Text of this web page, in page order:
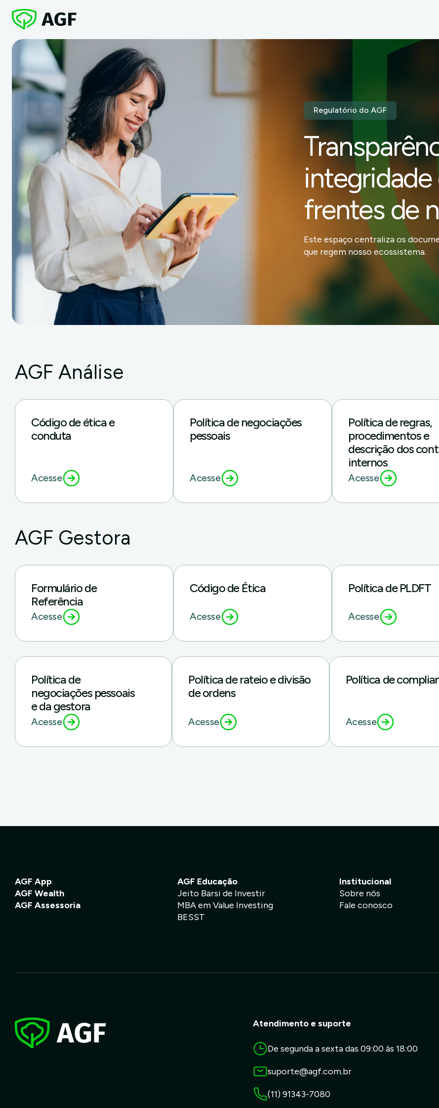
Regulatório do AGF
frentes de
Este espaço centraliza os
que regem nosso ecossistema.
AGF Análise
Código de ética e
conduta
Acesse
Política de negociações
pessoais
Acesse
Política de regras,
procedimentos e
descrição dos
internos
Acesse
AGF Gestora
Formulário de
Referência
Acesse
Código de Ética
Acesse
Política de PLDFT
Acesse
Política de
negociações pessoais
e da gestora
Acesse
Política de rateio e divisão
de ordens
Acesse
Política de
Acesse
AGF App
AGF Wealth
AGF Assessoria
AGF Educação
Jeito Barsi de Investir
MBA em Value Investing
BESST
Institucional
Sobre nós
Fale conosco
Atendimento e suporte
De segunda a sexta das 09:00 às 18:00
suporte@agf.com.br
(11) 91343-7080